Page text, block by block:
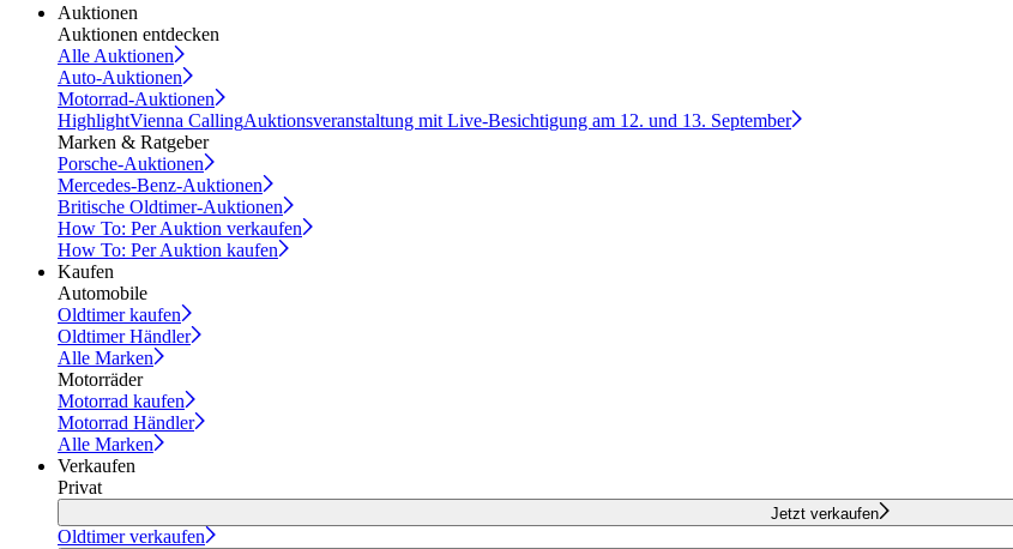
Auktionen
Auktionen entdecken
Alle Auktionen
Auto-Auktionen
Motorrad-Auktionen
HighlightVienna CallingAuktionsveranstaltung mit Live-Besichtigung am 12. und 13. September
Marken & Ratgeber
Porsche-Auktionen
Mercedes-Benz-Auktionen
Britische Oldtimer-Auktionen
How To: Per Auktion verkaufen
How To: Per Auktion kaufen
Kaufen
Automobile
Oldtimer kaufen
Oldtimer Händler
Alle Marken
Motorräder
Motorrad kaufen
Motorrad Händler
Alle Marken
Verkaufen
Privat
Jetzt verkaufen
Oldtimer verkaufen